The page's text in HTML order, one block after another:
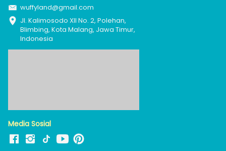
wuffyland@gmail.com
Jl. Kalimosodo XII No. 2, Polehan,
Blimbing, Kota Malang, Jawa Timur,
Indonesia
Media Sosial